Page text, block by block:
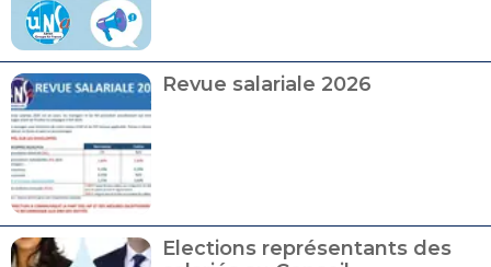
Revue salariale 2026
Elections représentants des